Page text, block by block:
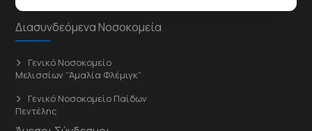
Διασυνδεόμενα Νοσοκομεία
Γενικό Νοσοκομείο
Μελισσίων “Άμαλία Φλέμιγκ”
Γενικό Νοσοκομείο Παίδων
Πεντέλης